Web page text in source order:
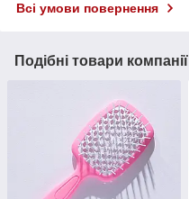
Всі умови повернення
Подібні товари компанії